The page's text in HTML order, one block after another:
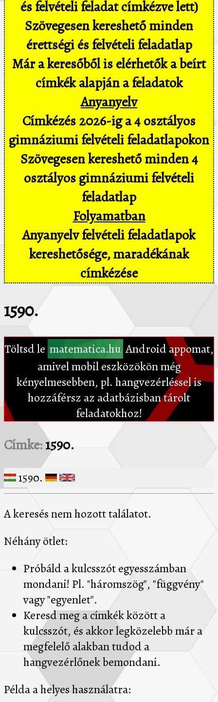
és felvételi feladat címkézve lett)
Szövegesen kereshető minden
érettségi és felvételi feladatlap
Már a keresőből is elérhetők a beírt
címkék alapján a feladatok
Anyanyelv
Címkézés 2026-ig a 4 osztályos
gimnáziumi felvételi feladatlapokon
Szövegesen kereshető minden 4
osztályos gimnáziumi felvételi
feladatlap
Folyamatban
Anyanyelv felvételi feladatlapok
kereshetősége, maradékának
címkézése
1590.
Töltsd le matematica.hu Android appomat,
amivel mobil eszközökön még
kényelmesebben, pl. hangvezérléssel is
hozzáférsz az adatbázisban tárolt
feladatokhoz!
Címke:1590.
1590.
A keresés nem hozott találatot.
Néhány ötlet:
Próbáld a kulcsszót egyesszámban
mondani! Pl. "háromszög", "függvény"
vagy "egyenlet".
Keresd meg a címkék között a
kulcsszót, és akkor legközelebb már a
megfelelő alakban tudod a
hangvezérlőnek bemondani.
Példa a helyes használatra: